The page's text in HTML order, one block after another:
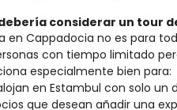
considerar un tour
en Cappadocia no es para
con tiempo limitado
especialmente bien para:
en Estambul con solo un
que desean añadir una